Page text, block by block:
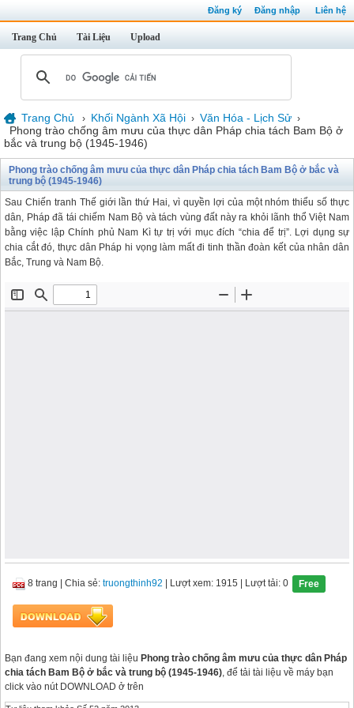
Đăng ký Đăng nhập Liên hệ
Trang Chủ Tài Liệu Upload
Trang Chủ › Khối Ngành Xã Hội › Văn Hóa - Lịch Sử ›
Phong trào chống âm mưu của thực dân Pháp chia tách Bam Bộ ở
bắc và trung bộ (1945-1946)
Phong trào chống âm mưu của thực dân Pháp chia tách Bam Bộ ở bắc và
trung bộ (1945-1946)
Sau Chiến tranh Thế giới lần thứ Hai, vì quyền lợi của một nhóm thiểu số thực
dân, Pháp đã tái chiếm Nam Bộ và tách vùng đất này ra khỏi lãnh thổ Việt Nam
bằng việc lập Chính phủ Nam Kì tự trị với mục đích “chia để trị”. Lợi dụng sự
chia cắt đó, thực dân Pháp hi vọng làm mất đi tinh thần đoàn kết của nhân dân
Bắc, Trung và Nam Bộ.
8 trang Chia sẻ: truongthinh92 | Lượt xem: 1915 | Lượt tải: 0 Free
Bạn đang xem nội dung tài liệu Phong trào chống âm mưu của thực dân Pháp
chia tách Bam Bộ ở bắc và trung bộ (1945-1946), để tải tài liệu về máy bạn
click vào nút DOWNLOAD ở trên